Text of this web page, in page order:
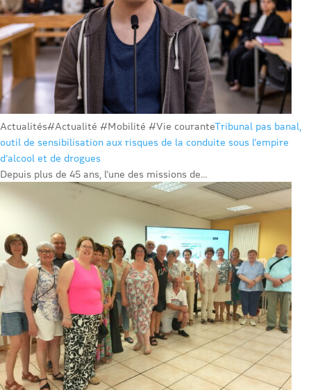
Actualités#Actualité #Mobilité #Vie couranteTribunal pas banal,
outil de sensibilisation aux risques de la conduite sous l’empire
d’alcool et de drogues
Depuis plus de 45 ans, l’une des missions de...